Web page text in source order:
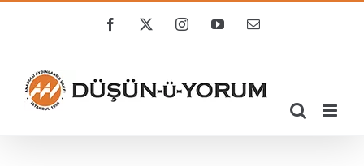
Facebook
X InstagramYouTube
E-